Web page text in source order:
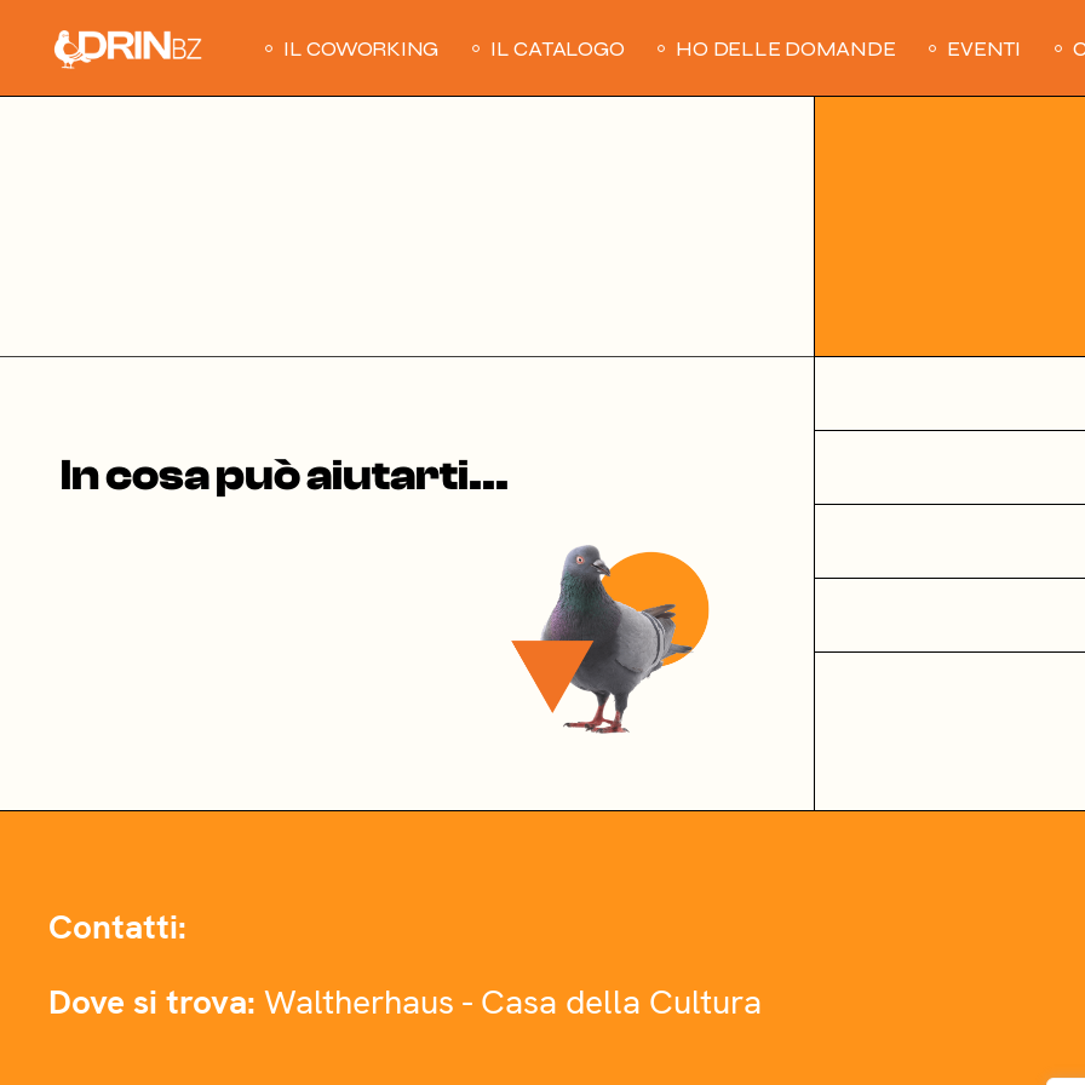
content
IL COWORKING IL CATALOGO HO DELLE DOMANDE EVENTI
In cosa può aiutarti...
Contatti:
Dove si trova: Waltherhaus - Casa della Cultura